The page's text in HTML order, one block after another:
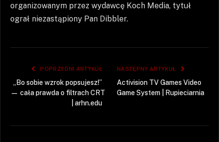
organizowanym przez wydawcę Koch Media, tytuł
ograł niezastąpiony Pan Dibbler.
POPRZEDNI ARTYKUŁ
„Bo sobie wzrok popsujesz!”
— cała prawda o filtrach CRT
| arhn.edu
NASTĘPNY ARTYKUŁ
Activision TV Games Video
Game System | Rupieciarnia